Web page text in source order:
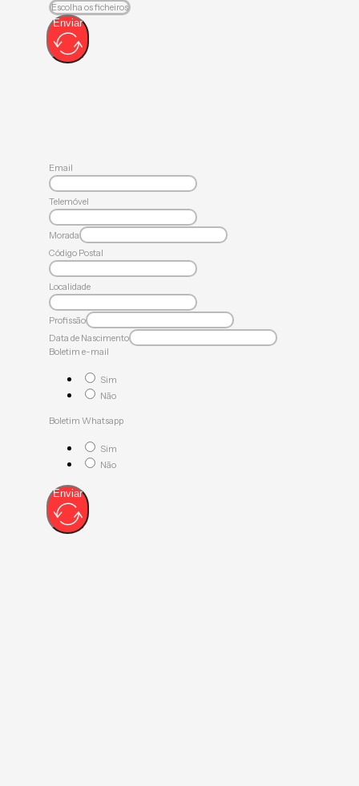
Escolha os ficheiros
Enviar
Email
Telemóvel
Morada
Código Postal
Localidade
Profissão
Data de Nascimento
Boletim e-mail
Sim
Não
Boletim Whatsapp
Sim
Não
Enviar